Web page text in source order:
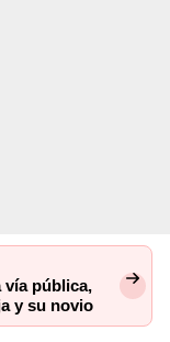
vía pública,
y su novio